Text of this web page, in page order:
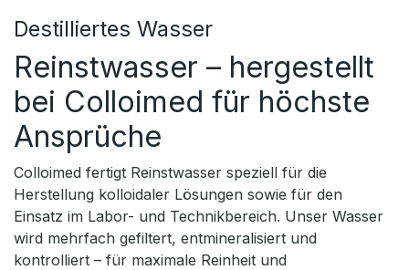
Destilliertes Wasser
Reinstwasser – hergestellt
bei Colloimed für höchste
Ansprüche
Colloimed fertigt Reinstwasser speziell für die
Herstellung kolloidaler Lösungen sowie für den
Einsatz im Labor- und Technikbereich. Unser Wasser
wird mehrfach gefiltert, entmineralisiert und
kontrolliert – für maximale Reinheit und